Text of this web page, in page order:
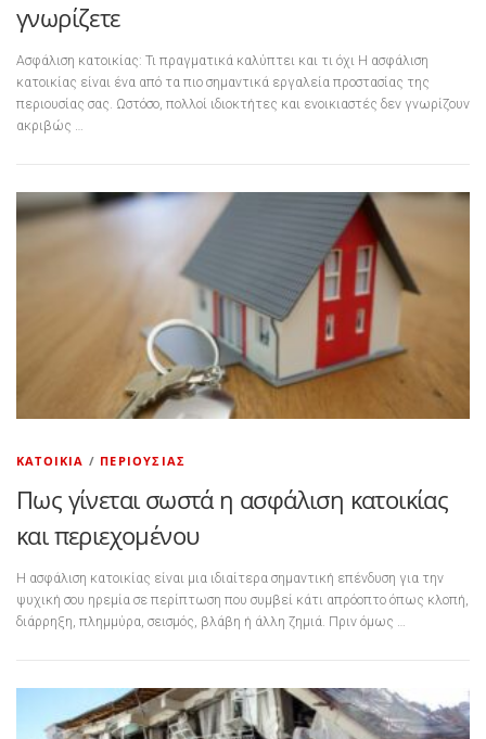
γνωρίζετε
Ασφάλιση κατοικίας: Τι πραγματικά καλύπτει και τι όχι Η ασφάλιση
κατοικίας είναι ένα από τα πιο σημαντικά εργαλεία προστασίας της
περιουσίας σας. Ωστόσο, πολλοί ιδιοκτήτες και ενοικιαστές δεν γνωρίζουν
ακριβώς …
ΚΑΤΟΙΚΊΑ / ΠΕΡΙΟΥΣΊΑΣ
Πως γίνεται σωστά η ασφάλιση κατοικίας
και περιεχομένου
Η ασφάλιση κατοικίας είναι μια ιδιαίτερα σημαντική επένδυση για την
ψυχική σου ηρεμία σε περίπτωση που συμβεί κάτι απρόοπτο όπως κλοπή,
διάρρηξη, πλημμύρα, σεισμός, βλάβη ή άλλη ζημιά. Πριν όμως …